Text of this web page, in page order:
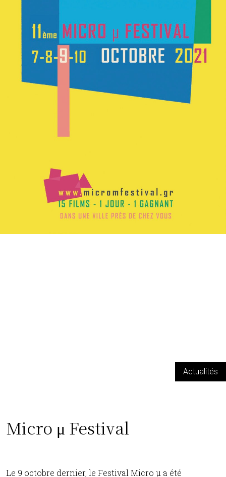
Actualités
Micro μ Festival
Le 9 octobre dernier, le Festival Micro μ a été